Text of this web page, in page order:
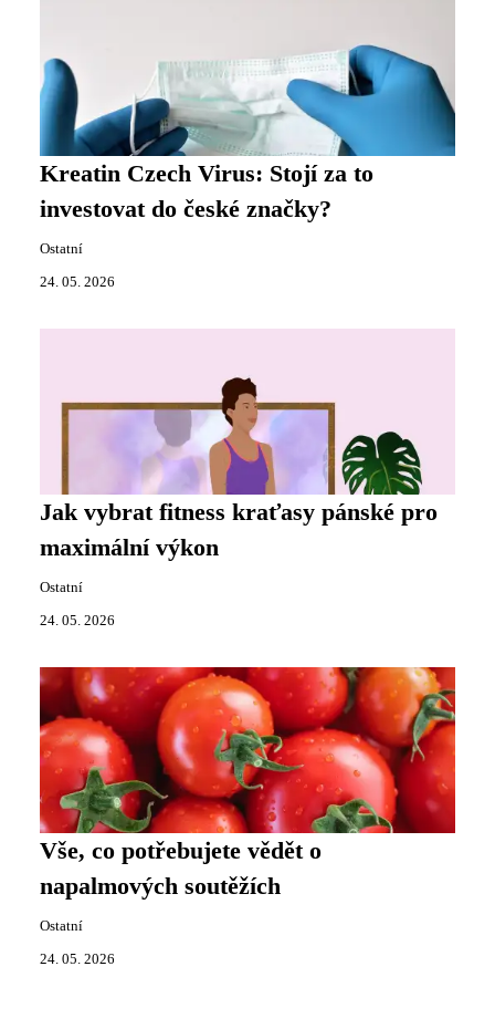
Kreatin Czech Virus: Stojí za to
investovat do české značky?
Ostatní
24. 05. 2026
Jak vybrat fitness kraťasy pánské pro
maximální výkon
Ostatní
24. 05. 2026
Vše, co potřebujete vědět o
napalmových soutěžích
Ostatní
24. 05. 2026